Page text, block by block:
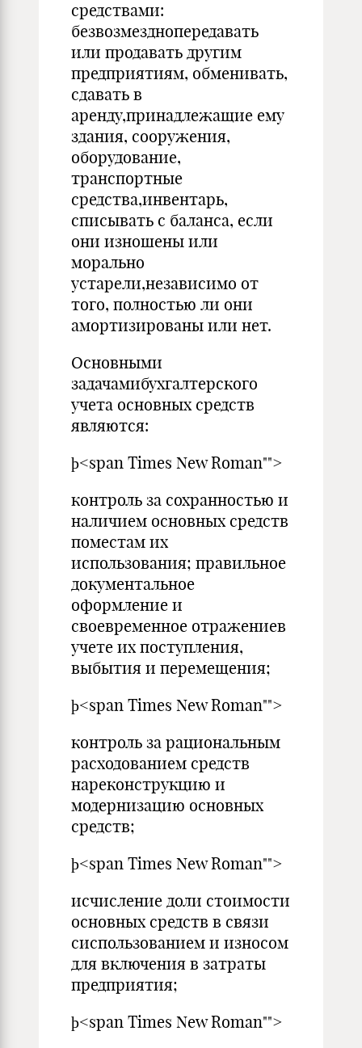
средствами:
безвозмезднопередавать
или продавать другим
предприятиям, обменивать,
сдавать в
аренду,принадлежащие ему
здания, сооружения,
оборудование,
транспортные
средства,инвентарь,
списывать с баланса, если
они изношены или
морально
устарели,независимо от
того, полностью ли они
амортизированы или нет.
Основными
задачамибухгалтерского
учета основных средств
являются:
þ<span Times New Roman"">
контроль за сохранностью и
наличием основных средств
поместам их
использования; правильное
документальное
оформление и
своевременное отражениев
учете их поступления,
выбытия и перемещения;
þ<span Times New Roman"">
контроль за рациональным
расходованием средств
нареконструкцию и
модернизацию основных
средств;
þ<span Times New Roman"">
исчисление доли стоимости
основных средств в связи
сиспользованием и износом
для включения в затраты
предприятия;
þ<span Times New Roman"">